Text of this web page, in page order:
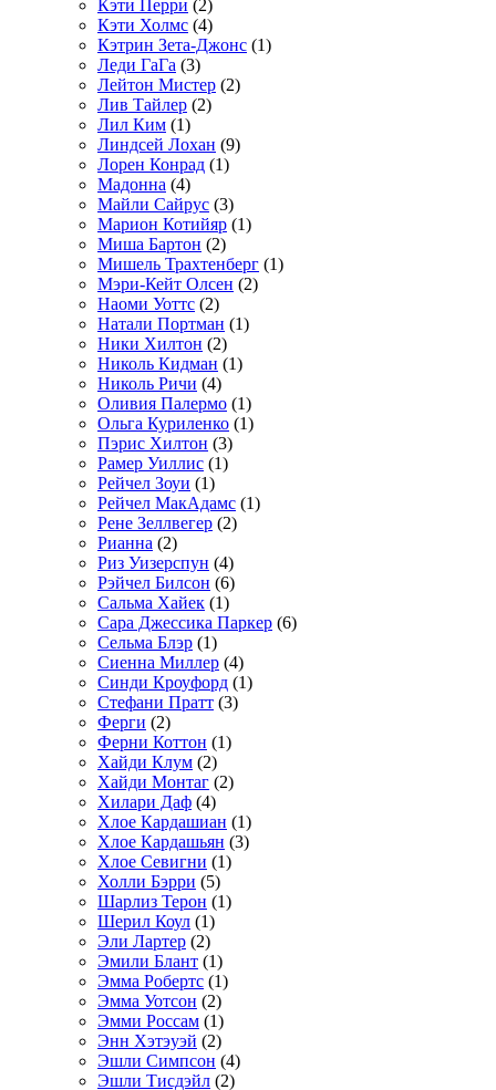
Кэти Перри (2)
Кэти Холмс (4)
Кэтрин Зета-Джонс (1)
Леди ГаГа (3)
Лейтон Мистер (2)
Лив Тайлер (2)
Лил Ким (1)
Линдсей Лохан (9)
Лорен Конрад (1)
Мадонна (4)
Майли Сайрус (3)
Марион Котийяр (1)
Миша Бартон (2)
Мишель Трахтенберг (1)
Мэри-Кейт Олсен (2)
Наоми Уоттс (2)
Натали Портман (1)
Ники Хилтон (2)
Николь Кидман (1)
Николь Ричи (4)
Оливия Палермо (1)
Ольга Куриленко (1)
Пэрис Хилтон (3)
Рамер Уиллис (1)
Рейчел Зоуи (1)
Рейчел МакАдамс (1)
Рене Зеллвегер (2)
Рианна (2)
Риз Уизерспун (4)
Рэйчел Билсон (6)
Сальма Хайек (1)
Сара Джессика Паркер (6)
Сельма Блэр (1)
Сиенна Миллер (4)
Синди Кроуфорд (1)
Стефани Пратт (3)
Ферги (2)
Ферни Коттон (1)
Хайди Клум (2)
Хайди Монтаг (2)
Хилари Даф (4)
Хлое Кардашиан (1)
Хлое Кардашьян (3)
Хлое Севигни (1)
Холли Бэрри (5)
Шарлиз Терон (1)
Шерил Коул (1)
Эли Лартер (2)
Эмили Блант (1)
Эмма Робертс (1)
Эмма Уотсон (2)
Эмми Россам (1)
Энн Хэтэуэй (2)
Эшли Симпсон (4)
Эшли Тисдэйл (2)